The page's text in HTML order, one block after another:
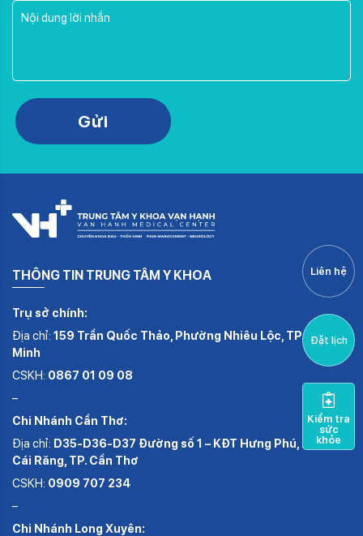
THÔNG TIN TRUNG TÂM Y KHOA
Trụ sở chính:
Địa chỉ: 159 Trần Quốc Thảo, Phường Nhiêu Lộc, TP.Hồ Chí
Minh
CSKH: 0867 01 09 08
–
Chi Nhánh Cần Thơ:
Địa chỉ: D35-D36-D37 Đường số 1 – KĐT Hưng Phú, Phường
Cái Răng, TP. Cần Thơ
CSKH: 0909 707 234
–
Chi Nhánh Long Xuyên:
Please leave this field empty.
Gửi
Liên hệ
Đặt lịch
Kiểm tra
sức
khỏe